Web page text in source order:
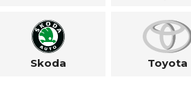
Skoda Toyota